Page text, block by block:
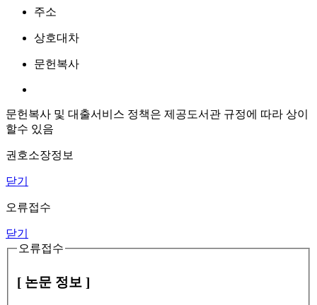
주소
상호대차
문헌복사
문헌복사 및 대출서비스 정책은 제공도서관 규정에 따라 상이
할수 있음
권호소장정보
닫기
오류접수
닫기
오류접수
[ 논문 정보 ]